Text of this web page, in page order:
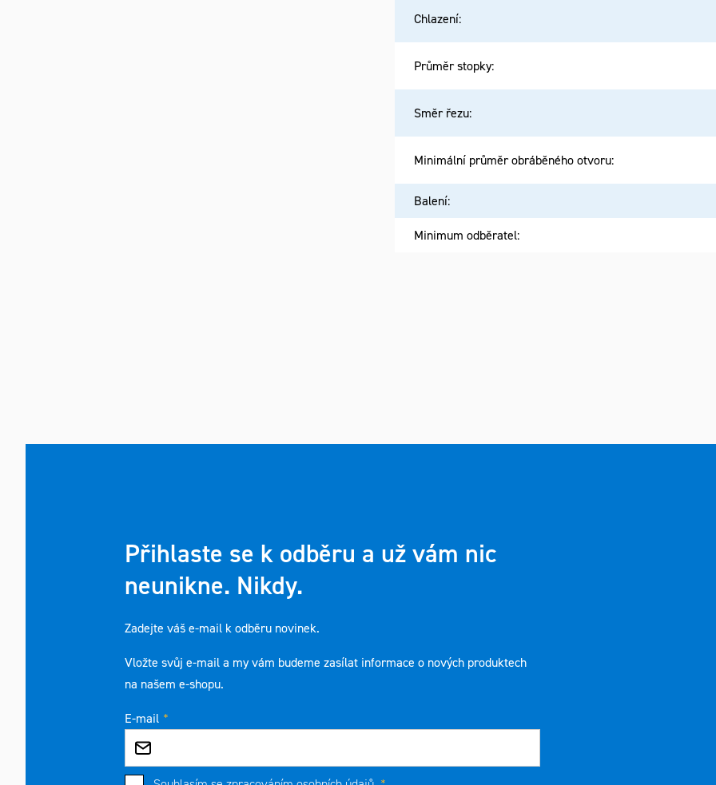
Chlazení:
Průměr stopky:
Směr řezu:
Minimální průměr obráběného otvoru:
Balení:
Minimum odběratel:
Přihlaste se k odběru a už vám nic
neunikne. Nikdy.
Zadejte váš e-mail k odběru novinek.
Vložte svůj e-mail a my vám budeme zasílat informace o nových produktech
na našem e-shopu.
E-mail